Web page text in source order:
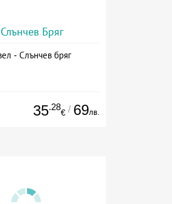
Слънчев Бряг
- Слънчев бряг
35.28
€ / 69лв.